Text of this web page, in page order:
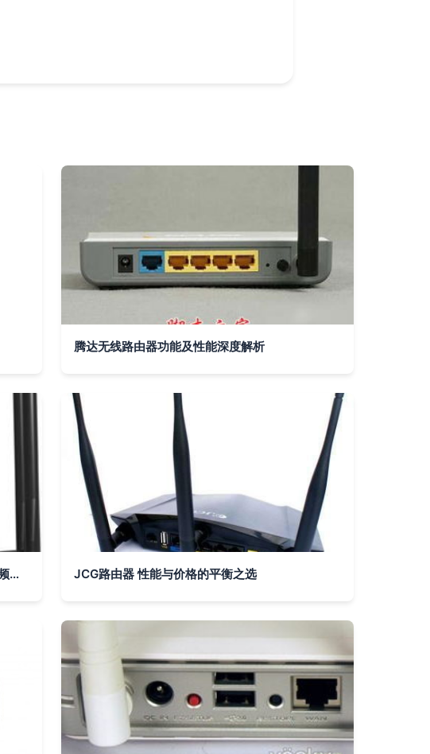
腾达无线路由器功能及性能深度解析
TP-Link TL-WDR7300 1750M智能11AC双频无线路由器 光纤宽带大户型的穿墙王之选 JCG路由器 性能与价格的平衡之选